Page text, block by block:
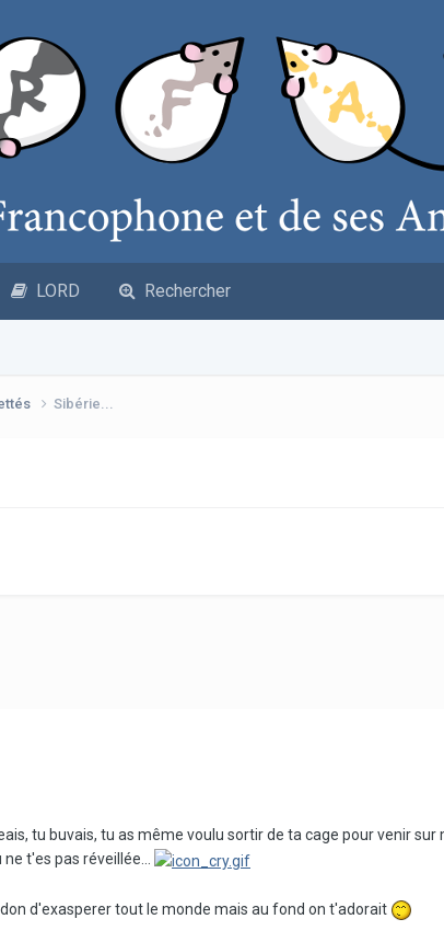
LORD Rechercher
Sibérie...
tu buvais, tu as même voulu sortir de ta cage pour venir
t'es pas réveillée...
d'exasperer tout le monde mais au fond on t'adorait